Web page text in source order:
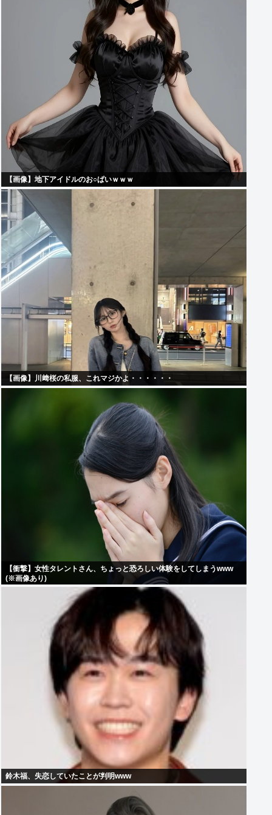
【画像】地下アイドルのお○ぱいｗｗｗ
【画像】川﨑桜の私服、これマジかよ・・・・・・
【衝撃】女性タレントさん、ちょっと恐ろしい体験をしてしまうwww
(※画像あり)
鈴木福、失恋していたことが判明www